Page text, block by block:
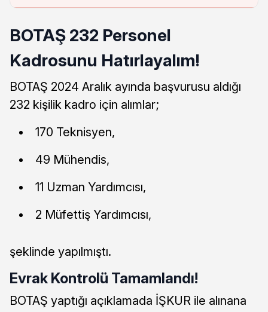
BOTAŞ 232 Personel
Kadrosunu Hatırlayalım!
BOTAŞ 2024 Aralık ayında başvurusu aldığı
232 kişilik kadro için alımlar;
170 Teknisyen,
49 Mühendis,
11 Uzman Yardımcısı,
2 Müfettiş Yardımcısı,
şeklinde yapılmıştı.
Evrak Kontrolü Tamamlandı!
BOTAŞ yaptığı açıklamada İŞKUR ile alınana